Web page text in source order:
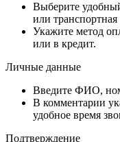
Выберите
или
Укажите метод
или в кредит.
Личные данные
Введите ФИО,
В комментарии
удобное время
Подтверждение